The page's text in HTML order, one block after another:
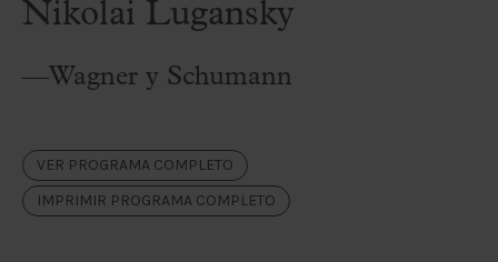
Nikolai Lugansky
—Wagner y Schumann
VER PROGRAMA COMPLETO
IMPRIMIR PROGRAMA COMPLETO